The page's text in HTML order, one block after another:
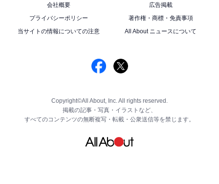
会社概要
広告掲載
プライバシーポリシー
著作権・商標・免責事項
当サイトの情報についての注意
All About ニュースについて
Copyright©All About, Inc. All rights reserved.
掲載の記事・写真・イラストなど、
すべてのコンテンツの無断複写・転載・公衆送信等を禁じます。